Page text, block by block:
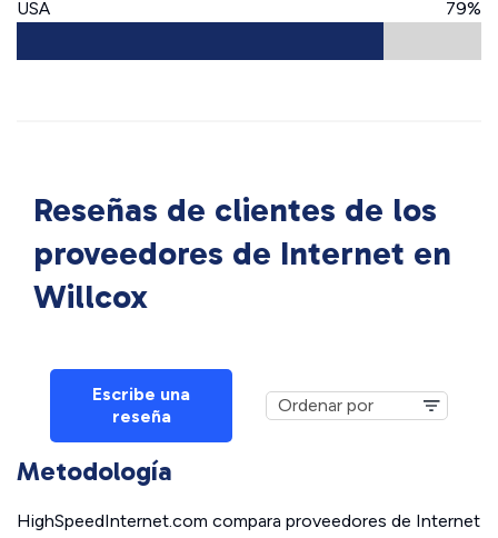
USA 79%
Reseñas de clientes de los
proveedores de Internet en
Willcox
Escribe una
reseña
Metodología
HighSpeedInternet.com compara proveedores de Internet